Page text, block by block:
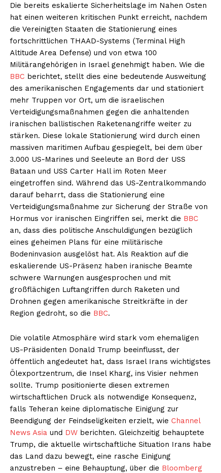
Die bereits eskalierte Sicherheitslage im Nahen Osten
hat einen weiteren kritischen Punkt erreicht, nachdem
die Vereinigten Staaten die Stationierung eines
fortschrittlichen THAAD-Systems (Terminal High
Altitude Area Defense) und von etwa 100
Militärangehörigen in Israel genehmigt haben. Wie die
BBC berichtet, stellt dies eine bedeutende Ausweitung
des amerikanischen Engagements dar und stationiert
mehr Truppen vor Ort, um die israelischen
Verteidigungsmaßnahmen gegen die anhaltenden
iranischen ballistischen Raketenangriffe weiter zu
stärken. Diese lokale Stationierung wird durch einen
massiven maritimen Aufbau gespiegelt, bei dem über
3.000 US-Marines und Seeleute an Bord der USS
Bataan und USS Carter Hall im Roten Meer
eingetroffen sind. Während das US-Zentralkommando
darauf beharrt, dass die Stationierung eine
Verteidigungsmaßnahme zur Sicherung der Straße von
Hormus vor iranischen Eingriffen sei, merkt die BBC
an, dass dies politische Anschuldigungen bezüglich
eines geheimen Plans für eine militärische
Bodeninvasion ausgelöst hat. Als Reaktion auf die
eskalierende US-Präsenz haben iranische Beamte
schwere Warnungen ausgesprochen und mit
großflächigen Luftangriffen durch Raketen und
Drohnen gegen amerikanische Streitkräfte in der
Region gedroht, so die BBC.
Die volatile Atmosphäre wird stark vom ehemaligen
US-Präsidenten Donald Trump beeinflusst, der
öffentlich angedeutet hat, dass Israel Irans wichtigstes
Ölexportzentrum, die Insel Kharg, ins Visier nehmen
sollte. Trump positionierte diesen extremen
wirtschaftlichen Druck als notwendige Konsequenz,
falls Teheran keine diplomatische Einigung zur
Beendigung der Feindseligkeiten erzielt, wie Channel
News Asia und DW berichten. Gleichzeitig behauptete
Trump, die aktuelle wirtschaftliche Situation Irans habe
das Land dazu bewegt, eine rasche Einigung
anzustreben – eine Behauptung, über die Bloomberg